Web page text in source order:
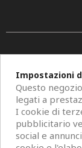
Copyright © 2026
Impostazioni
Questo
legati a
I cookie di
pubblicitario
social e